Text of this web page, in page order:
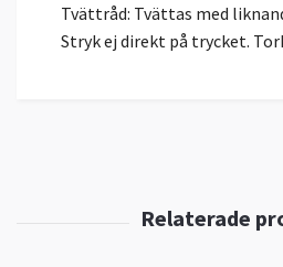
Tvättråd: Tvättas med
Stryk ej direkt på trycket.